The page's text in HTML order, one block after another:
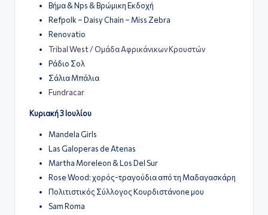
Βήμα & Nps & Βρώμικη Εκδοχή
Refpolk – Daisy Chain – Miss Zebra
Renovatio
Tribal West / Ομάδα Αφρικάνικων Κρουστών
Ράδιο Σολ
Σάλια Μπάλια
Fundracar
Κυριακή 3 Ιουλίου
Mandela Girls
Las Galoperas de Atenas
Martha Moreleon & Los Del Sur
Rose Wood: χορός-τραγούδια από τη Μαδαγασκάρη
Πολιτιστικός Σύλλογος Κουρδιστάνone μου
Sam Roma